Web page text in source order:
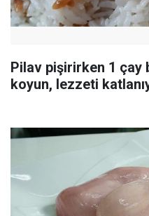
Pilav pişirirken 1 çay
koyun, lezzeti